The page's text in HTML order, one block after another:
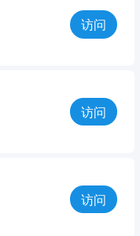
访问
访问
访问